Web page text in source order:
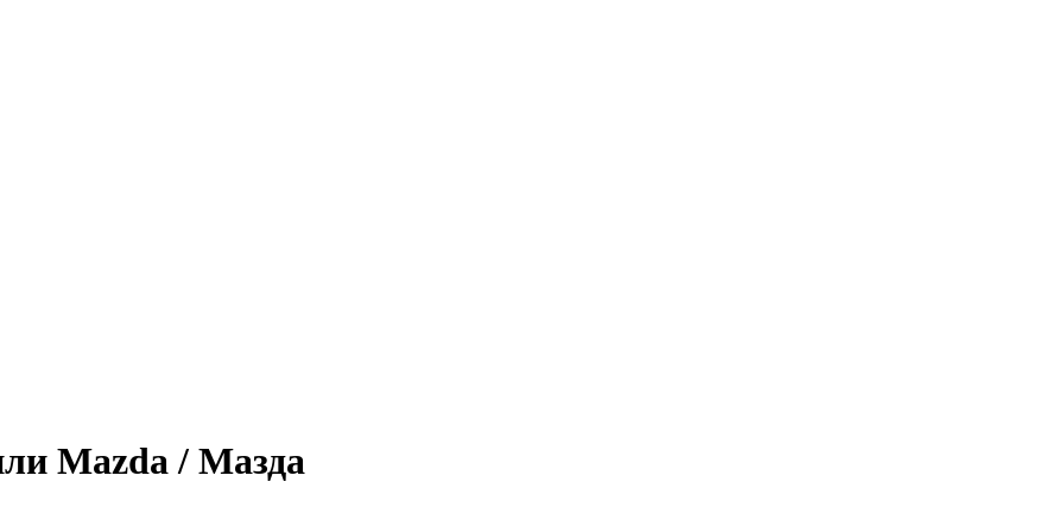
Mazda / Мазда